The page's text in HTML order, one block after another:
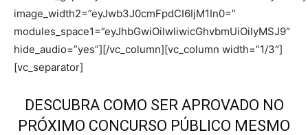
image_width2=”eyJwb3J0cmFpdCI6IjM1In0=”
modules_space1=”eyJhbGwiOiIwIiwicGhvbmUiOiIyMSJ9″
hide_audio=”yes”][/vc_column][vc_column width=”1/3″]
[vc_separator]
DESCUBRA COMO SER APROVADO NO
PRÓXIMO CONCURSO PÚBLICO MESMO